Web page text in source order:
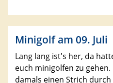
Minigolf am 09. Juli
Lang lang ist's her, da
euch minigolfen zu
damals einen Strich